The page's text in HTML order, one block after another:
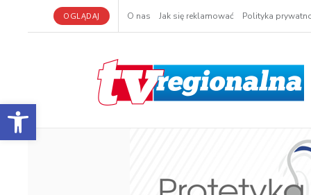
Otwórz pasek narzędzi
OGLĄDAJ O nas Jak się reklamować Polityka